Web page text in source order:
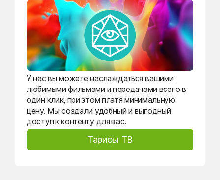
У нас вы можете наслаждаться вашими
любимыми фильмами и передачами всего в
один клик, при этом платя минимальную
цену. Мы создали удобный и выгодный
доступ к контенту для вас.
Тарифы ТВ